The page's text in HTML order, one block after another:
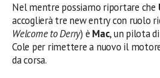
Nel mentre possiamo riportare che
accoglierà tre new entry con ruolo
Welcome to Derry) è Mac, un pilota
Cole per rimettere a nuovo il
da corsa.